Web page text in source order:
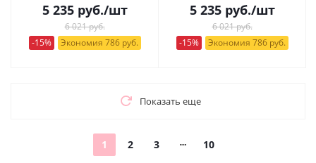
5 235руб./шт
6 021 руб.
-15%
Экономия 786 руб.
5 235руб./шт
6 021 руб.
-15%
Экономия 786 руб.
Показать еще
1 2 3 10